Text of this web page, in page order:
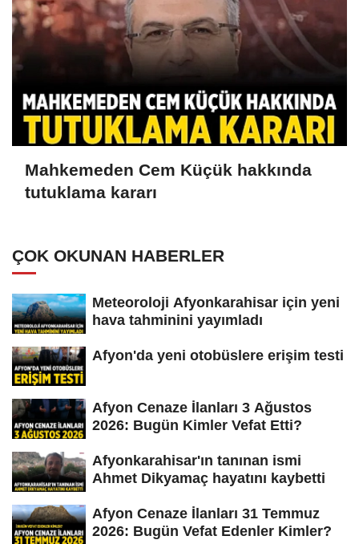
Mahkemeden Cem Küçük hakkında
tutuklama kararı
ÇOK OKUNAN HABERLER
Meteoroloji Afyonkarahisar için yeni
hava tahminini yayımladı
Afyon'da yeni otobüslere erişim testi
Afyon Cenaze İlanları 3 Ağustos
2026: Bugün Kimler Vefat Etti?
Afyonkarahisar'ın tanınan ismi
Ahmet Dikyamaç hayatını kaybetti
Afyon Cenaze İlanları 31 Temmuz
2026: Bugün Vefat Edenler Kimler?